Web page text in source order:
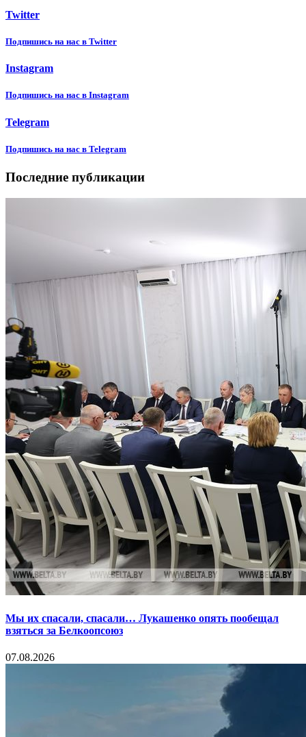
Twitter
Подпишиcь на нас в Twitter
Instagram
Подпишиcь на нас в Instagram
Telegram
Подпишиcь на нас в Telegram
Последние публикации
Мы их спасали, спасали… Лукашенко опять пообещал
взяться за Белкоопсоюз
07.08.2026